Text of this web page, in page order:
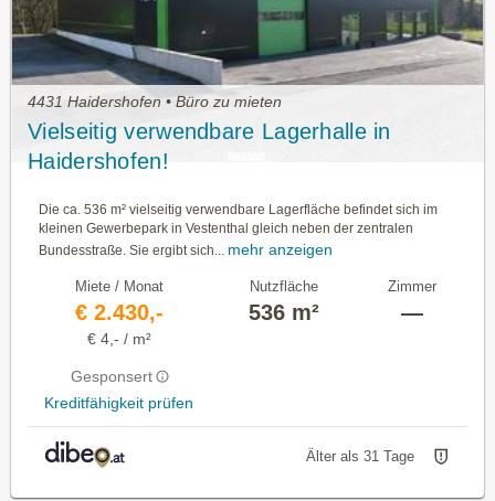
4431 Haidershofen • Büro zu mieten
Vielseitig verwendbare Lagerhalle in
Haidershofen!
Die ca. 536 m² vielseitig verwendbare Lagerfläche befindet sich im
kleinen Gewerbepark in Vestenthal gleich neben der zentralen
Bundesstraße. Sie ergibt sich... mehr anzeigen
Miete / Monat
€ 2.430,-
€ 4,- / m²
Gesponsert
Kreditfähigkeit prüfen
Nutzfläche
536 m²
Zimmer
—
Älter als 31 Tage